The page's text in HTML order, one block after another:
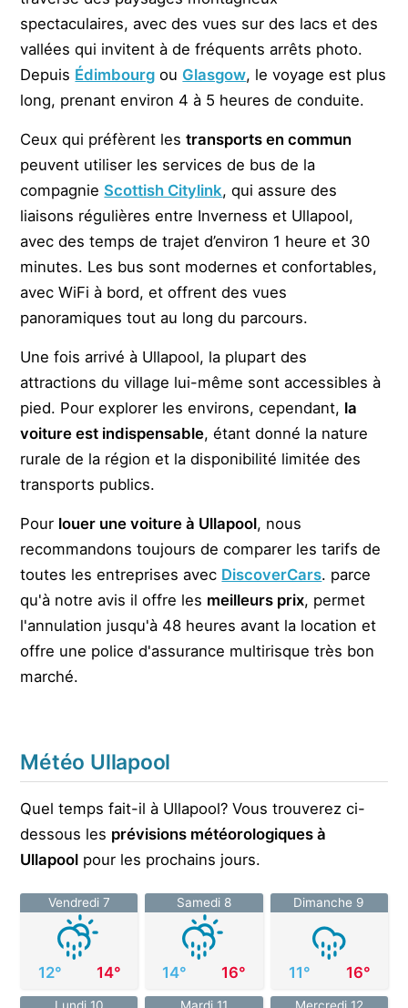
spectaculaires, avec des vues sur des lacs et des
vallées qui invitent à de fréquents arrêts photo.
Depuis Édimbourg ou Glasgow, le voyage est plus
long, prenant environ 4 à 5 heures de conduite.
Ceux qui préfèrent lestransports en commun
peuvent utiliser les services de bus de la
compagnieScottish Citylink, qui assure des
liaisons régulières entre Inverness et Ullapool,
avec des temps de trajet d’environ 1 heure et 30
minutes. Les bus sont modernes et confortables,
avec WiFi à bord, et offrent des vues
panoramiques tout au long du parcours.
Une fois arrivé à Ullapool, la plupart des
attractions du village lui-même sont accessibles à
pied. Pour explorer les environs, cependant, la
voiture est indispensable, étant donné la nature
rurale de la région et la disponibilité limitée des
transports publics.
Pour louer une voiture à Ullapool, nous
recommandons toujours de comparer les tarifs de
toutes les entreprises avec DiscoverCars. parce
qu'à notre avis il offre les meilleurs prix, permet
l'annulation jusqu'à 48 heures avant la location et
offre une police d'assurance multirisque très bon
marché.
Météo Ullapool
Quel temps fait-il à Ullapool? Vous trouverez ci-
dessous les prévisions météorologiques à
Ullapool pour les prochains jours.
Vendredi 7
12° 14°
Samedi 8
14° 16°
Dimanche 9
11° 16°